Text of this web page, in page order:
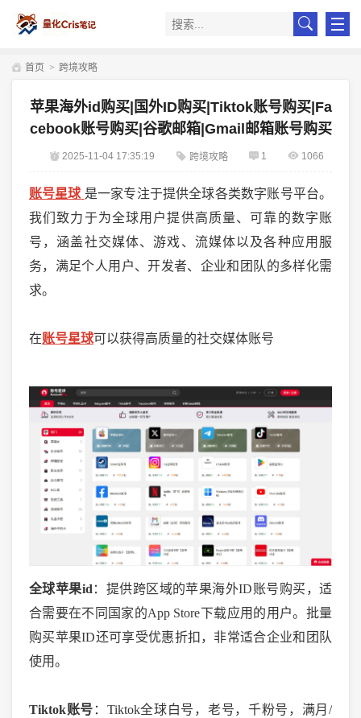
首页 > 跨境攻略
苹果海外id购买|国外ID购买|Tiktok账号购买|Fa
cebook账号购买|谷歌邮箱|Gmail邮箱账号购买
2025-11-04 17:35:19 跨境攻略 1 1066
账号星球 是一家专注于提供全球各类数字账号平台。
我们致力于为全球用户提供高质量、可靠的数字账
号，涵盖社交媒体、游戏、流媒体以及各种应用服
务，满足个人用户、开发者、企业和团队的多样化需
求。
在账号星球可以获得高质量的社交媒体账号
全球苹果id ：提供跨区域的苹果海外ID账号购买，适
合需要在不同国家的App Store下载应用的用户。批量
购买苹果ID还可享受优惠折扣，非常适合企业和团队
使用。
Tiktok账号 ： Tiktok全球白号，老号，千粉号，满月/